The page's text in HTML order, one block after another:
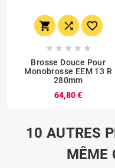
  
    
Brosse Douce Pour
Monobrosse EEM 13 R
280mm
64,80 €
10 AUTRES
MÊME